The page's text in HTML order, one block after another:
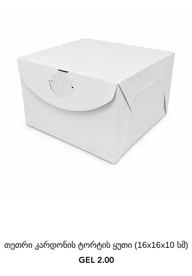
თეთრი კარდონის ტორტის ყუთი (16x16x10 სმ)
Price
GEL 2.00